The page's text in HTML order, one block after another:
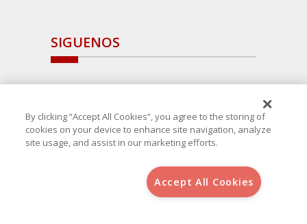
SIGUENOS
, S.L.U.(B-64405731) c/ San Norberto
By clicking “Accept All Cookies”, you agree to the storing of
cookies on your device to enhance site navigation, analyze
site usage, and assist in our marketing efforts.
Accept All Cookies